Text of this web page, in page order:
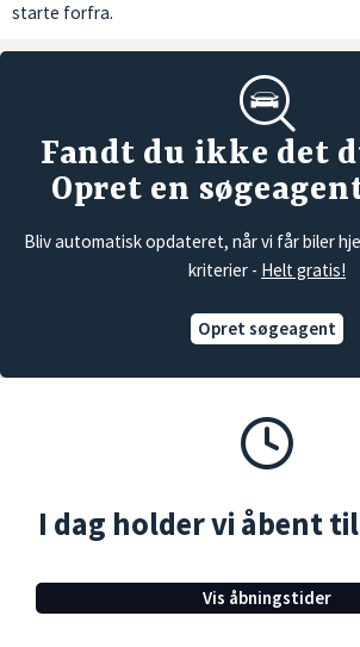
starte forfra.
Fandt du ikke det
Opret en
Bliv automatisk opdateret, når vi får biler
kriterier - Helt gratis!
Opret søgeagent
I dag holder vi åbent
Vis åbningstider